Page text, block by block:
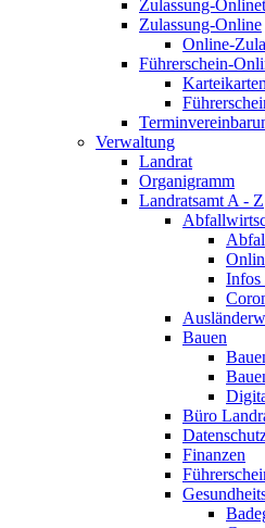
Zulassung-
Zulassung-Online
Online-
Führerschein-
Verwaltung
Landrat
Organigramm
Landratsamt A - Z
Infos
Bauen
Büro
Finanzen